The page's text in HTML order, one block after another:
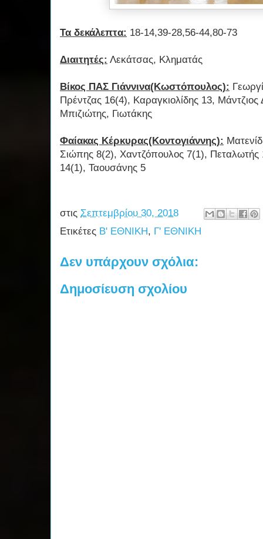
Τα δεκάλεπτα: 18-14,39-28,56-44,80-73
Διαιτητές: Λεκάτσας, Κληματάς
Βίκος ΠΑΣ Γιάννινα(Κωστόπουλος):
Πρέντζας 16(4), Καραγκιολίδης 13,
Μπιζιώτης, Γιωτάκης
Φαίακας Κέρκυρας(Κοντογιάννης):
Σιώπης 8(2), Χαντζόπουλος 7(1), Πεταλωτής
14(1), Ταουσάνης 5
στις Σεπτεμβρίου 30, 2018
Ετικέτες Β' ΕΘΝΙΚΗ, Γ' ΕΘΝΙΚΗ
Δεν υπάρχουν σχόλια:
Δημοσίευση σχολίου